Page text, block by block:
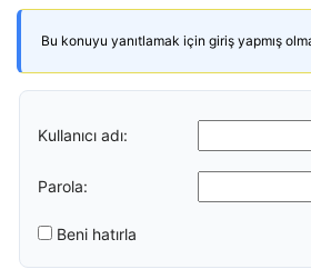
Bu konuyu yanıtlamak için giriş yapmış
Kullanıcı adı:
Parola:
Beni hatırla